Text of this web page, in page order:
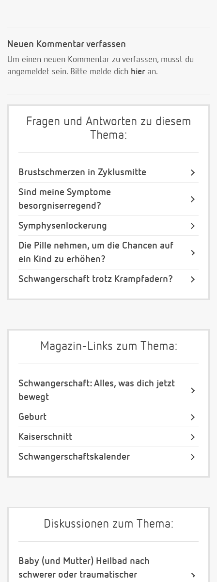
Neuen Kommentar verfassen
Um einen neuen Kommentar zu verfassen, musst du
angemeldet sein. Bitte melde dich hier an.
Fragen und Antworten zu diesem
Thema:
Brustschmerzen in Zyklusmitte
Sind meine Symptome
besorgniserregend?
Symphysenlockerung
Die Pille nehmen, um die Chancen auf
ein Kind zu erhöhen?
Schwangerschaft trotz Krampfadern?
Magazin-Links zum Thema:
Schwangerschaft: Alles, was dich jetzt
bewegt
Geburt
Kaiserschnitt
Schwangerschaftskalender
Diskussionen zum Thema:
Baby (und Mutter) Heilbad nach
schwerer oder traumatischer